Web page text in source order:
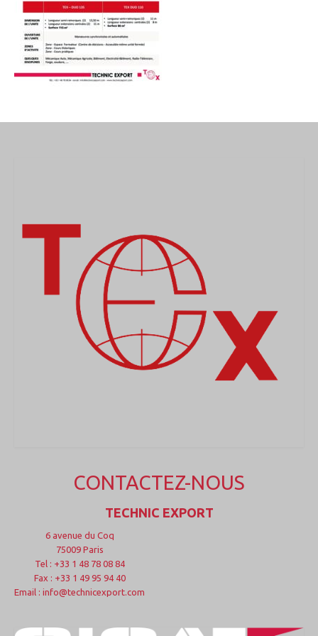
MEDICAL
SECURITE
EVENEMENTS
CONTACT
CONTACTEZ-NOUS
TECHNIC EXPORT
6 avenue du Coq
75009 Paris
Tel : +33 1 48 78 08 84
Fax : +33 1 49 95 94 40
Email : info@technicexport.com